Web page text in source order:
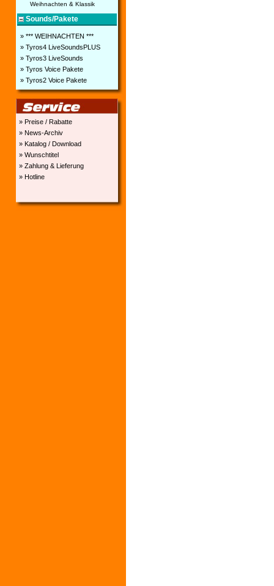
Weihnachten & Klassik
Sounds/Pakete
» *** WEIHNACHTEN ***
» Tyros4 LiveSoundsPLUS
» Tyros3 LiveSounds
» Tyros Voice Pakete
» Tyros2 Voice Pakete
» Preise / Rabatte
» News-Archiv
» Katalog / Download
» Wunschtitel
» Zahlung & Lieferung
» Hotline